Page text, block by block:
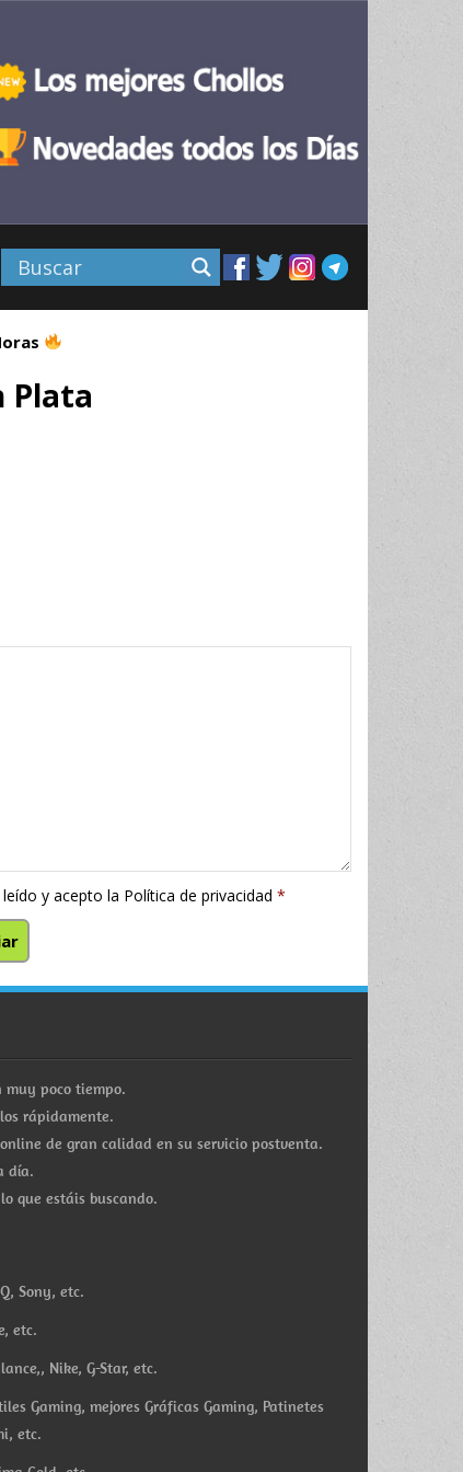
Plata
leído y acepto la Política de privacidad *
poco tiempo.
rápidamente.
de gran calidad en su servicio postventa.
día.
que estáis buscando.
Sony, etc.
etc.
Nike, G-Star, etc.
Gaming, mejores Gráficas Gaming, Patinetes
etc.